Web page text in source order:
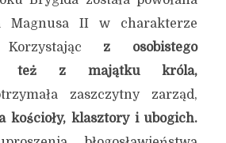
II w charakterze
Korzystając z osobistego
też z majątku króla,
zaszczytny zarząd,
kościoły, klasztory i ubogich.